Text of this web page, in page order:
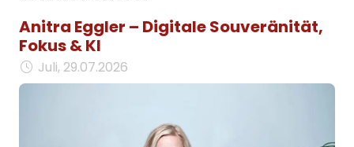
Anitra Eggler – Digitale Souveränität,
Fokus & KI
Juli, 29.07.2026